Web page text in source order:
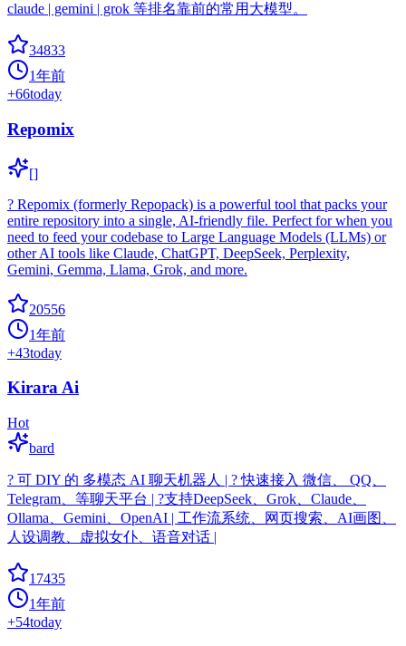
claude | gemini | grok 等排名靠前的常用大模型。
34833
1年前
+66today
Repomix
[]
? Repomix (formerly Repopack) is a powerful tool that packs your
entire repository into a single, AI-friendly file. Perfect for when you
need to feed your codebase to Large Language Models (LLMs) or
other AI tools like Claude, ChatGPT, DeepSeek, Perplexity,
Gemini, Gemma, Llama, Grok, and more.
20556
1年前
+43today
Kirara Ai
Hot
bard
? 可 DIY 的 多模态 AI 聊天机器人 | ? 快速接入 微信、 QQ、
Telegram、等聊天平台 | ?支持DeepSeek、Grok、Claude、
Ollama、Gemini、OpenAI | 工作流系统、网页搜索、AI画图、
人设调教、虚拟女仆、语音对话 |
17435
1年前
+54today